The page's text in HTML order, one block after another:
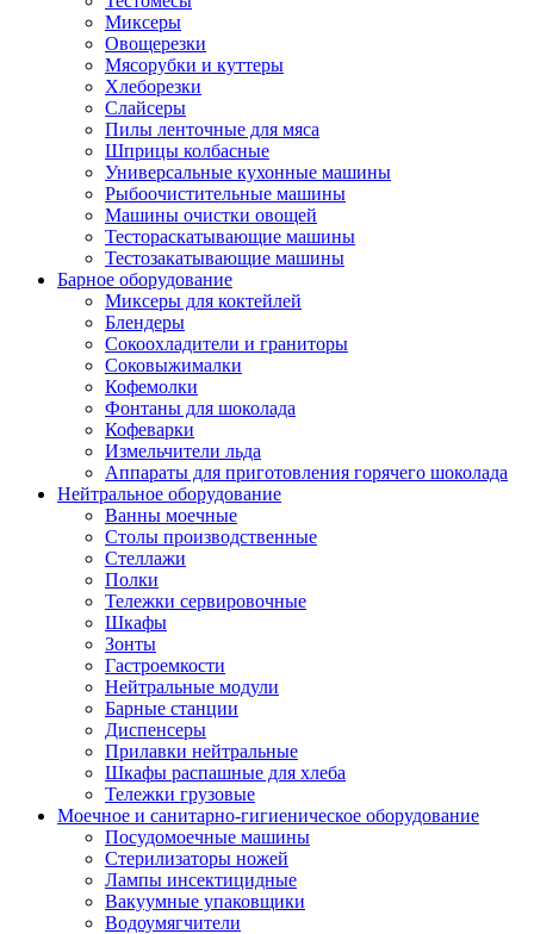
Миксеры
Овощерезки
Мясорубки и куттеры
Хлеборезки
Слайсеры
Пилы ленточные для мяса
Шприцы колбасные
Универсальные кухонные машины
Рыбоочистительные машины
Машины очистки овощей
Тестораскатывающие машины
Тестозакатывающие машины
Барное оборудование
Миксеры для коктейлей
Блендеры
Сокоохладители и граниторы
Соковыжималки
Кофемолки
Фонтаны для шоколада
Кофеварки
Измельчители льда
Аппараты для приготовления горячего шоколада
Нейтральное оборудование
Ванны моечные
Столы производственные
Стеллажи
Полки
Тележки сервировочные
Шкафы
Зонты
Гастроемкости
Нейтральные модули
Барные станции
Диспенсеры
Прилавки нейтральные
Шкафы распашные для хлеба
Тележки грузовые
Моечное и санитарно-гигиеническое оборудование
Посудомоечные машины
Стерилизаторы ножей
Лампы инсектицидные
Вакуумные упаковщики
Водоумягчители